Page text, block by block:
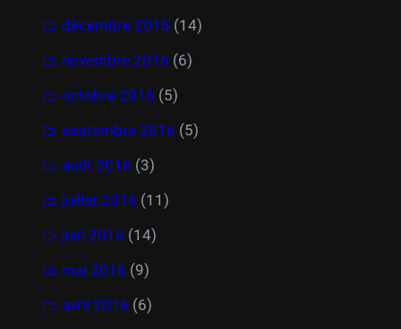
décembre 2016 (14)
novembre 2016 (6)
octobre 2016 (5)
septembre 2016 (5)
août 2016 (3)
juillet 2016 (11)
juin 2016 (14)
mai 2016 (9)
avril 2016 (6)